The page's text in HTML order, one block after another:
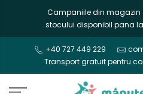
continut
Campaniile din magazin
stocului disponibil pana
+40 727 449 229
Transport gratuit pentru